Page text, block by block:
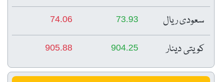
سعودی ریال 73.93
74.06
کویتی دینار 904.25
905.88